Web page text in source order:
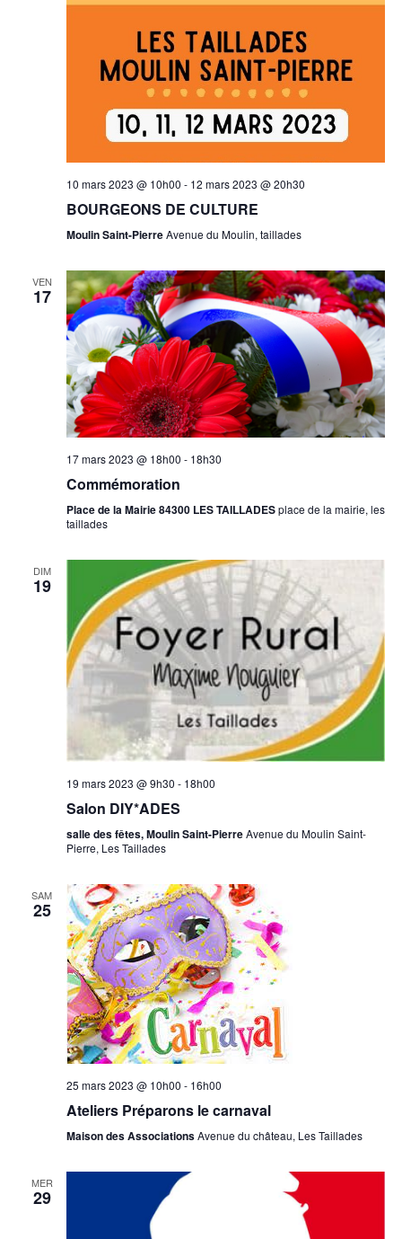
10 mars 2023 @ 10h00 - 12 mars 2023 @ 20h30
BOURGEONS DE CULTURE
Moulin Saint-PierreAvenue du Moulin, taillades
VEN
17
17 mars 2023 @ 18h00 - 18h30
Commémoration
Place de la Mairie 84300 LES TAILLADESplace de la mairie, les
taillades
DIM
19
19 mars 2023 @ 9h30 - 18h00
Salon DIY*ADES
salle des fêtes, Moulin Saint-PierreAvenue du Moulin Saint-
Pierre, Les Taillades
SAM
25
25 mars 2023 @ 10h00 - 16h00
Ateliers Préparons le carnaval
Maison des AssociationsAvenue du château, Les Taillades
MER
29